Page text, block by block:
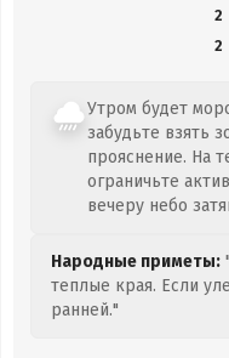
2
2
Утром будет
забудьте взять
прояснение. На
ограничьте
вечеру небо
Народные приметы:
теплые края. Если
ранней."